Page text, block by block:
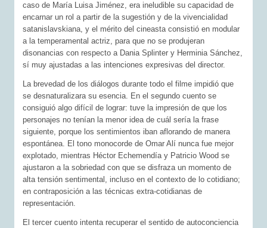
caso de María Luisa Jiménez, era ineludible su capacidad de
encarnar un rol a partir de la sugestión y de la vivencialidad
satanislavskiana, y el mérito del cineasta consistió en modular
a la temperamental actriz, para que no se produjeran
disonancias con respecto a Dania Splinter y Herminia Sánchez,
sí muy ajustadas a las intenciones expresivas del director.
La brevedad de los diálogos durante todo el filme impidió que
se desnaturalizara su esencia. En el segundo cuento se
consiguió algo difícil de lograr: tuve la impresión de que los
personajes no tenían la menor idea de cuál sería la frase
siguiente, porque los sentimientos iban aflorando de manera
espontánea. El tono monocorde de Omar Alí nunca fue mejor
explotado, mientras Héctor Echemendía y Patricio Wood se
ajustaron a la sobriedad con que se disfraza un momento de
alta tensión sentimental, incluso en el contexto de lo cotidiano;
en contraposición a las técnicas extra-cotidianas de
representación.
El tercer cuento intenta recuperar el sentido de autoconciencia